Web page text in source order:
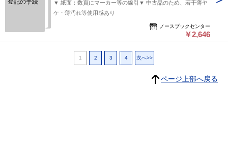
登記の手続
▼ 紙面：数頁にマーカー等の線引▼ 中古品のため、若干薄ヤ
ケ・薄汚れ等使用感あり
ノースブックセンター
￥2,646
1 2 3 4 次へ>>
ページ上部へ戻る